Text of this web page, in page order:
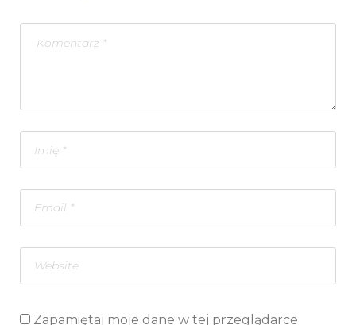
Zapamiętaj moje dane w tej przeglądarce